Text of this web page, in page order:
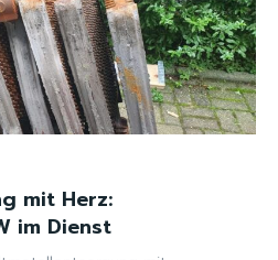
mit Herz:
im Dienst